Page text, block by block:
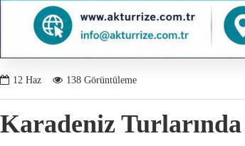
12 Haz 138 Görüntüleme
Karadeniz Turlarında